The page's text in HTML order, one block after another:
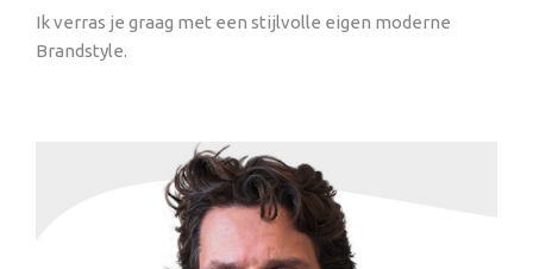
Ik verras je graag met een stijlvolle eigen moderne
Brandstyle.